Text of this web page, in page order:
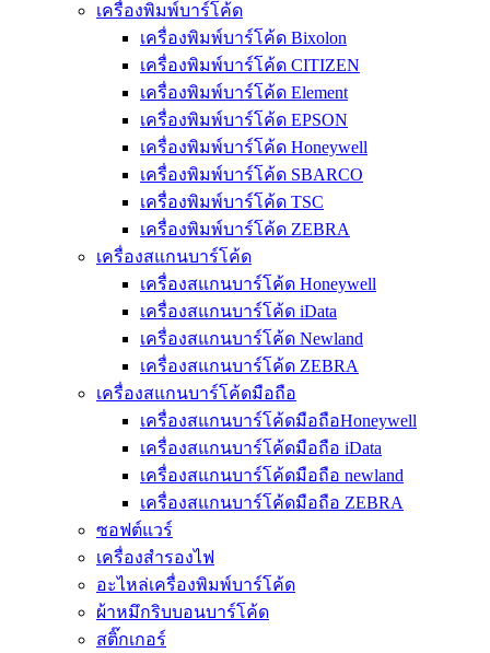
เครื่องพิมพ์บาร์โค้ด
เครื่องพิมพ์บาร์โค้ด Bixolon
เครื่องพิมพ์บาร์โค้ด CITIZEN
เครื่องพิมพ์บาร์โค้ด Element
เครื่องพิมพ์บาร์โค้ด EPSON
เครื่องพิมพ์บาร์โค้ด Honeywell
เครื่องพิมพ์บาร์โค้ด SBARCO
เครื่องพิมพ์บาร์โค้ด TSC
เครื่องพิมพ์บาร์โค้ด ZEBRA
เครื่องสแกนบาร์โค้ด
เครื่องสแกนบาร์โค้ด Honeywell
เครื่องสแกนบาร์โค้ด iData
เครื่องสแกนบาร์โค้ด Newland
เครื่องสแกนบาร์โค้ด ZEBRA
เครื่องสแกนบาร์โค้ดมือถือ
เครื่องสแกนบาร์โค้ดมือถือHoneywell
เครื่องสแกนบาร์โค้ดมือถือ iData
เครื่องสแกนบาร์โค้ดมือถือ newland
เครื่องสแกนบาร์โค้ดมือถือ ZEBRA
ซอฟต์แวร์
เครื่องสำรองไฟ
อะไหล่เครื่องพิมพ์บาร์โค้ด
ผ้าหมึกริบบอนบาร์โค้ด
สติ๊กเกอร์